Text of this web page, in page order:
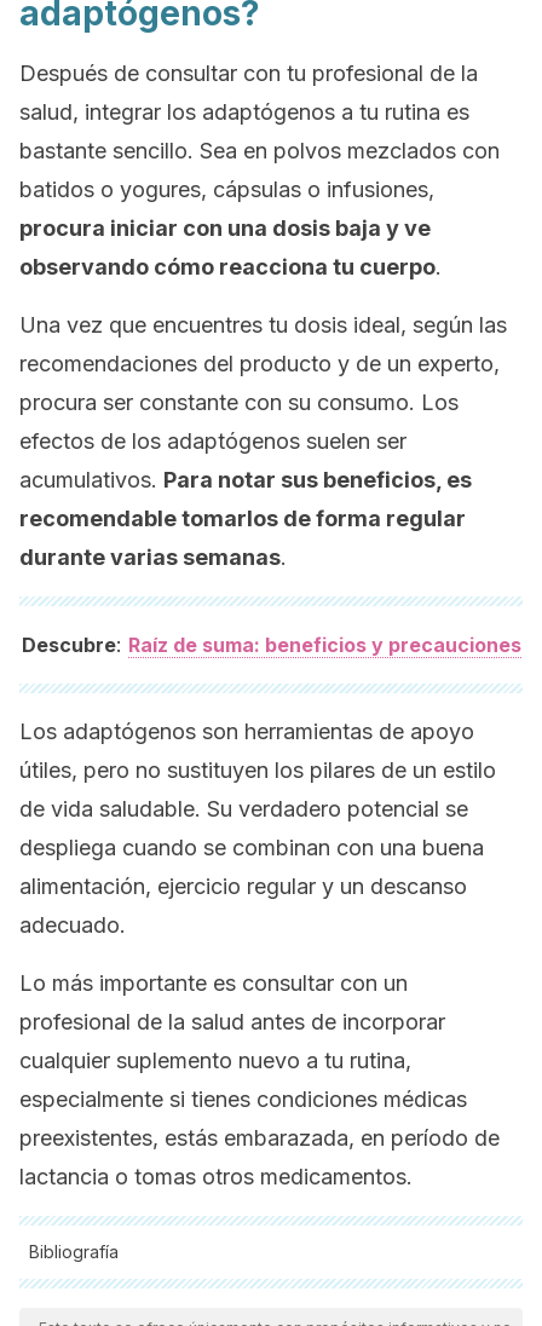
adaptógenos?
Después de consultar con tu profesional de la
salud, integrar los adaptógenos a tu rutina es
bastante sencillo. Sea en polvos mezclados con
batidos o yogures, cápsulas o infusiones,
procura iniciar con una dosis baja y ve
observando cómo reacciona tu cuerpo.
Una vez que encuentres tu dosis ideal, según las
recomendaciones del producto y de un experto,
procura ser constante con su consumo. Los
efectos de los adaptógenos suelen ser
acumulativos. Para notar sus beneficios, es
recomendable tomarlos de forma regular
durante varias semanas.
Descubre: Raíz de suma: beneficios y precauciones
Los adaptógenos son herramientas de apoyo
útiles, pero no sustituyen los pilares de un estilo
de vida saludable. Su verdadero potencial se
despliega cuando se combinan con una buena
alimentación, ejercicio regular y un descanso
adecuado.
Lo más importante es consultar con un
profesional de la salud antes de incorporar
cualquier suplemento nuevo a tu rutina,
especialmente si tienes condiciones médicas
preexistentes, estás embarazada, en período de
lactancia o tomas otros medicamentos.
Bibliografía
Todas las fuentes citadas fueron revisadas a profundidad por
nuestro equipo, para asegurar su calidad, confiabilidad,